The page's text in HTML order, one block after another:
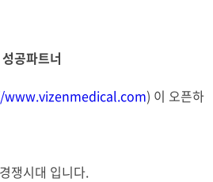
성공파트너
) 이 오픈하
쟁시대 입니다.